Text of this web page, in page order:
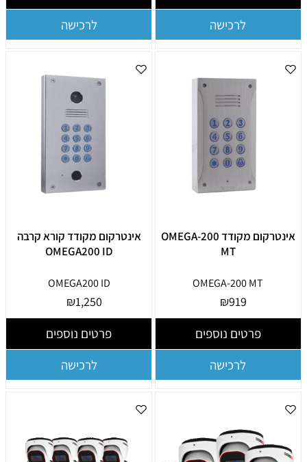
לרכישה
לרכישה
אינטרקום מקודד OMEGA-200
MT
OMEGA-200 MT
₪919
פרטים נוספים
לרכישה
אינטרקום מקודד קורא קרבה
OMEGA200 ID
OMEGA200 ID
₪1,250
פרטים נוספים
לרכישה